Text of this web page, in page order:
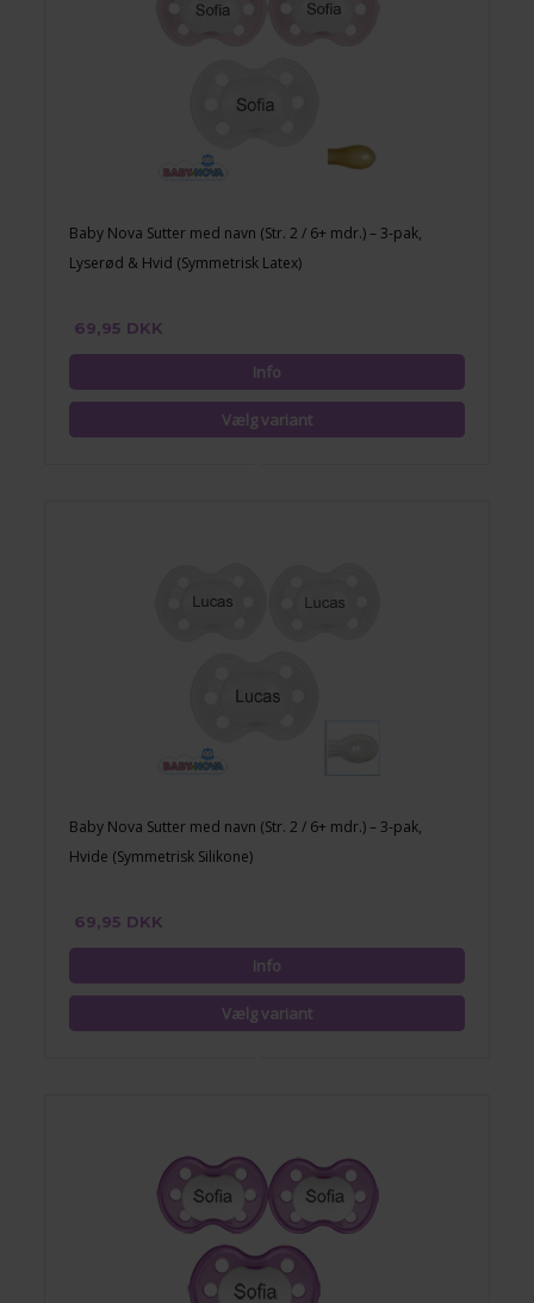
Baby Nova Sutter med navn (Str. 2 / 6+ mdr.) – 3-pak,
Lyserød & Hvid (Symmetrisk Latex)
69,95 DKK
Baby Nova Sutter med navn (Str. 2 / 6+ mdr.) – 3-pak,
Hvide (Symmetrisk Silikone)
69,95 DKK